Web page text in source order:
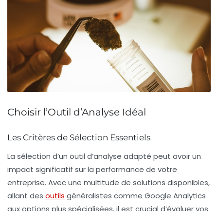
Choisir l’Outil d’Analyse Idéal
Les Critères de Sélection Essentiels
La sélection d’un outil d’analyse adapté peut avoir un
impact significatif sur la performance de votre
entreprise. Avec une multitude de solutions disponibles,
allant des outils généralistes comme Google Analytics
aux options plus spécialisées, il est crucial d’évaluer vos